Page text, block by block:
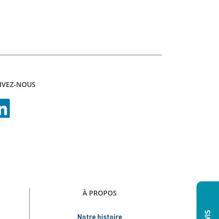
NOUS
À PROPOS
Notre histoire